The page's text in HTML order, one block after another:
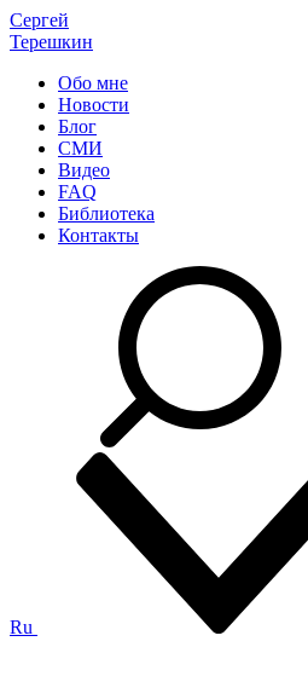
Сергей
Терешкин
Обо мне
Новости
Блог
СМИ
Видео
FAQ
Библиотека
Контакты
Ru